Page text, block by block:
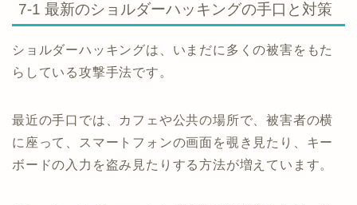
7-1 最新のショルダーハッキングの手口と対策
ショルダーハッキングは、いまだに多くの被害をもた
らしている攻撃手法です。
最近の手口では、カフェや公共の場所で、被害者の横
に座って、スマートフォンの画面を覗き見たり、キー
ボードの入力を盗み見たりする方法が増えています。